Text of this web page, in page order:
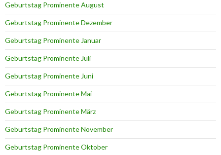
Geburtstag Prominente August
Geburtstag Prominente Dezember
Geburtstag Prominente Januar
Geburtstag Prominente Juli
Geburtstag Prominente Juni
Geburtstag Prominente Mai
Geburtstag Prominente März
Geburtstag Prominente November
Geburtstag Prominente Oktober